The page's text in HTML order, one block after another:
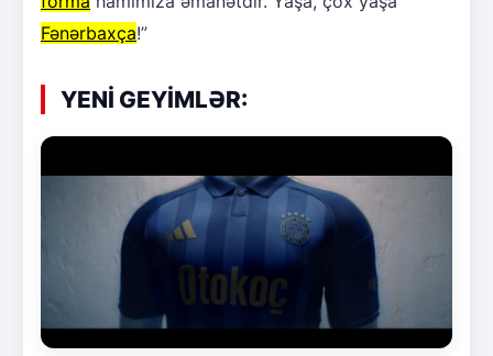
Fənərbaxça!”
YENİ GEYİMLƏR: